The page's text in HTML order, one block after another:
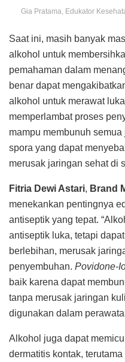
Gia Pratama, Edukator
Saat ini, masih banyak
alkohol untuk
pemahaman dalam
benar dapat
alkohol untuk merawat
memperlambat proses
mampu membunuh
spora yang dapat
merusak jaringan sehat di
Fitria Dewi Astari, Brand
menekankan pentingnya
antiseptik yang tepat.
antiseptik luka, tetapi
berlebihan, merusak
penyembuhan. Povidone-
baik karena dapat
tanpa merusak jaringan
digunakan dalam
Alkohol juga dapat
dermatitis kontak,